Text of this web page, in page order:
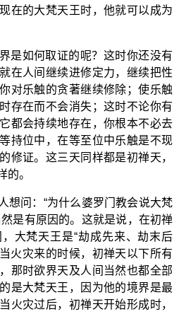
在的大梵天王时，他就可以成为
是如何取证的呢？这时你还没有
在人间继续进修定力，继续把性
对乐触的贪著继续修除；使乐触
存在而不会消失；这时不论你有
都会持续地存在，你根本不必去
持位中，在等至位中乐触是不现
修证。这三天同样都是初禅天，
的。
想问：“为什么婆罗门教会说大梵
是有原因的。这就是说，在初禅
大梵天王是“劫成先来、劫末后
火灾来的时候，初禅天以下所有
那时欲界天及人间当然也都全部
是大梵天王，因为他的境界是最
火灾过后，初禅天开始形成时，